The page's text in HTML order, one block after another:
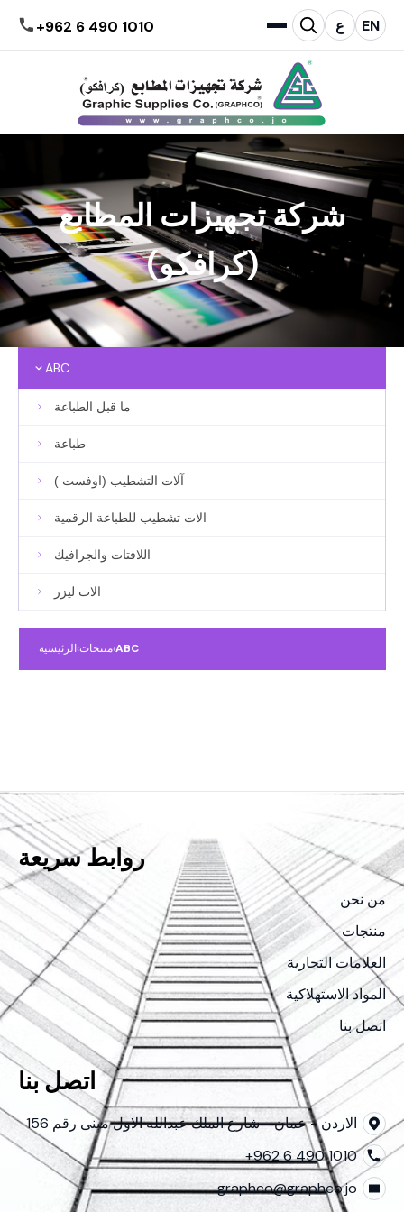
+962 6 490 1010 EN ع
شركة تجهيزات المطابع
(كرافكو)
ABC
ما قبل الطباعة
طباعة
آلات التشطيب (اوفست )
الات تشطيب للطباعة الرقمية
اللافتات والجرافيك
الات ليزر
الرئيسية›منتجات›ABC
روابط سريعة
من نحن
منتجات
العلامات التجارية
المواد الاستهلاكية
اتصل بنا
اتصل بنا
الاردن - عمان - شارع الملك عبدالله الاول مبنى رقم 156
+962 6 490 1010
graphco@graphco.jo